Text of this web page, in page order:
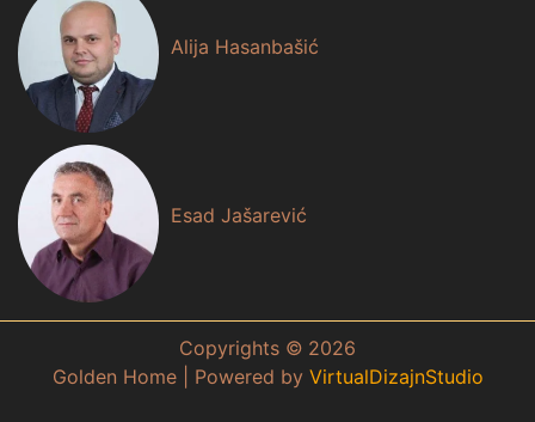
Alija Hasanbašić
Esad Jašarević
Copyrights © 2026
Golden Home | Powered by VirtualDizajnStudio